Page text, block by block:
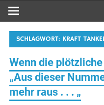
SCHLAGWORT: KRAFT
Wenn die
„Aus dieser
mehr raus . . . „